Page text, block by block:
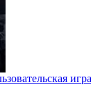
игра